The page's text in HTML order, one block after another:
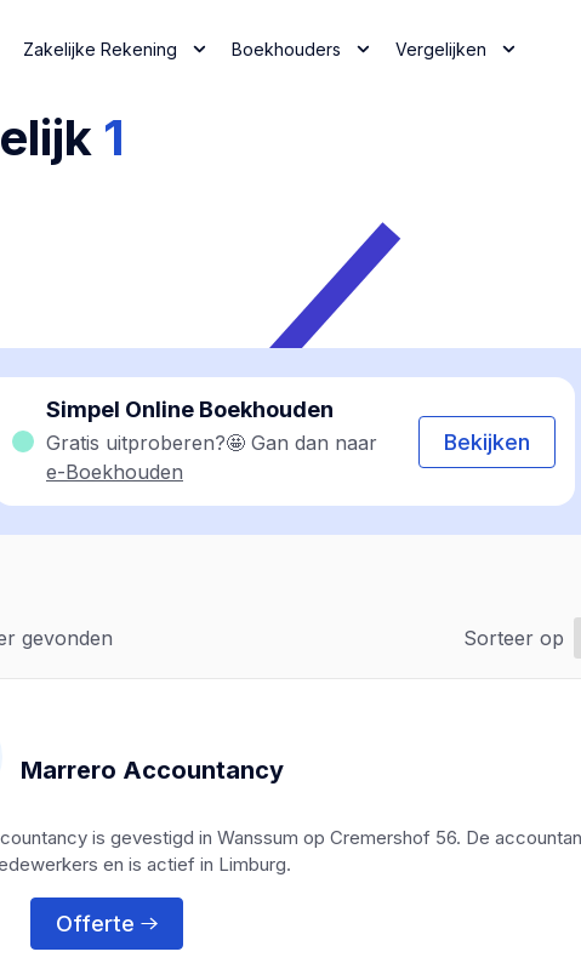
Zakelijke Rekening Boekhouders Vergelijken
1
Simpel Online Boekhouden
Gratis uitproberen?🤩 Gan dan naar
e-Boekhouden
Bekijken
gevonden Sorteer op
Marrero Accountancy
is gevestigd in Wanssum op Cremershof 56. De
en is actief in Limburg.
Offerte